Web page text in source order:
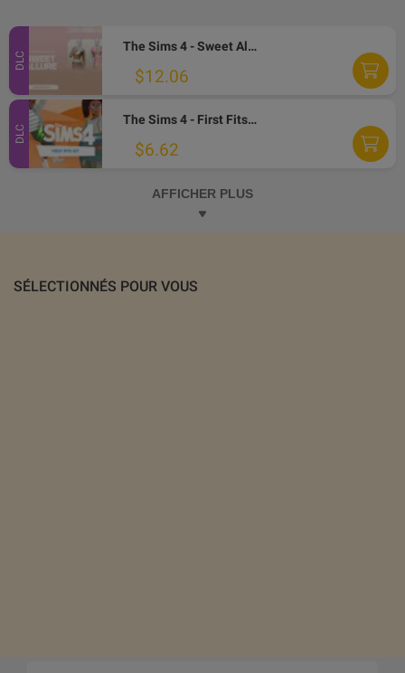
DLC
The Sims 4 - Sweet Allure Kit DLC PC EA App CD Key
$12.06
DLC
The Sims 4 - First Fits Kit DLC EA App CD Key
$6.62
AFFICHER PLUS
SÉLECTIONNÉS POUR VOUS